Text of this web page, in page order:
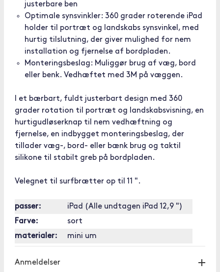
justerbare ben
Optimale synsvinkler: 360 grader roterende iPad
holder til portræt og landskabs synsvinkel, med
hurtig tilslutning, der giver mulighed for nem
installation og fjernelse af bordpladen.
Monteringsbeslag: Muliggør brug af væg, bord
eller benk. Vedhæftet med 3M på væggen.
I et bærbart, fuldt justerbart design med 360
grader rotation til portræt og landskabsvisning, en
hurtigudløserknap til nem vedhæftning og
fjernelse, en indbygget monteringsbeslag, der
tillader væg-, bord- eller bænk brug og taktil
silikone til stabilt greb på bordpladen.
Velegnet til surfbrætter op til 11 ".
passer:
iPad (Alle undtagen iPad 12,9 ")
Farve:
sort
materialer:
mini um
Anmeldelser